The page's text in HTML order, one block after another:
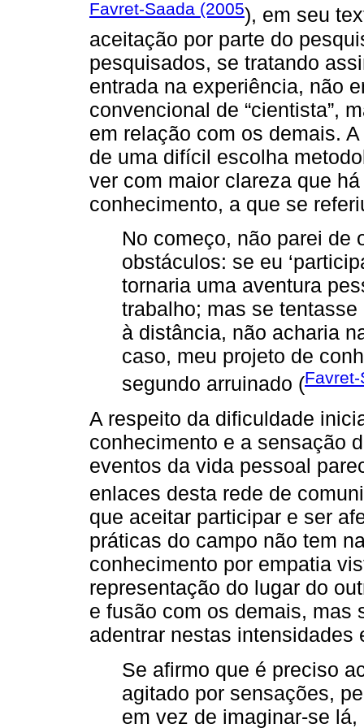
Favret-Saada (2005), em seu
aceitação por parte do
pesquisados, se tratando
entrada na experiência, não
convencional de “cientista”,
em relação com os demais.
de uma difícil escolha
ver com maior clareza que
conhecimento, a que se
No começo, não parei de
obstáculos: se eu
tornaria uma aventura
trabalho; mas se tentasse
à distância, não acharia
caso, meu projeto de
segundo arruinado (
A respeito da dificuldade
conhecimento e a sensação
eventos da vida pessoal
enlaces desta rede de
que aceitar participar e ser
práticas do campo não tem
conhecimento por empatia
representação do lugar do
e fusão com os demais, mas
adentrar nestas intensidades
Se afirmo que é preciso
agitado por sensações,
em vez de imaginar-se